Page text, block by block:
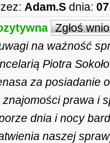
Adam.S dnia:
Zgłoś
na ważność
Piotra
za posiadanie
prawa i
dnia i nocy
naszej